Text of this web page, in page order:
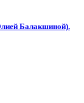
Балакшиной).